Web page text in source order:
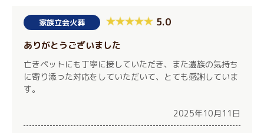
家族立会火葬 5.0
ありがとうございました
亡きペットにも丁寧に接していただき、また遺族の気持ち
に寄り添った対応をしていただいて、とても感謝していま
す。
2025年10月11日